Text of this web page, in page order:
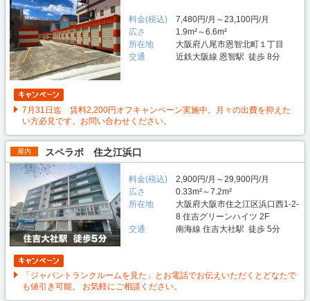
料金(税込)
7,480円/月～23,100円/月
広さ
1.9m²～6.6m²
所在地
大阪府八尾市恩智北町１丁目
交通
近鉄大阪線 恩智駅 徒歩 8分
7月31日迄 賃料2,200円オフキャンペーン実施中。月々の出費を抑えた
い方必見です。お問い合わせください。
屋内 スペラボ 住之江浜口
料金(税込)
2,900円/月～29,900円/月
広さ
0.33m²～7.2m²
所在地
大阪府大阪市住之江区浜口西1-2-
8 住吉グリーンハイツ 2F
交通
南海線 住吉大社駅 徒歩 5分
「ジャパントランクルームを見た」とお電話でお伝えいただくとどなたで
も値引き可能。 お気軽にご相談ください。